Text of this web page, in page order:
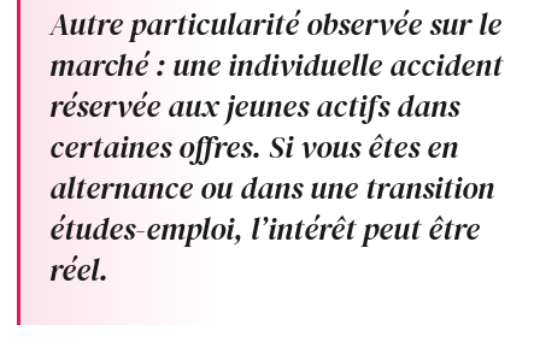
Autre particularité observée sur le
marché : une individuelle accident
réservée aux jeunes actifs dans
certaines offres. Si vous êtes en
alternance ou dans une transition
études-emploi, l’intérêt peut être
réel.